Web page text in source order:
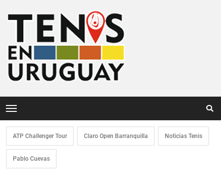
ATP Challenger Tour Claro Open Barranquilla Noticias Tenis
Pablo Cuevas